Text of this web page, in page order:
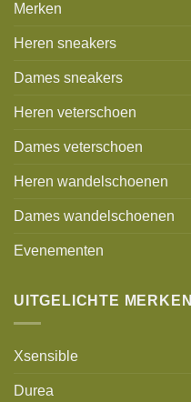
Merken
Heren sneakers
Dames sneakers
Heren veterschoen
Dames veterschoen
Heren wandelschoenen
Dames wandelschoenen
Evenementen
UITGELICHTE MERKEN
Xsensible
Durea